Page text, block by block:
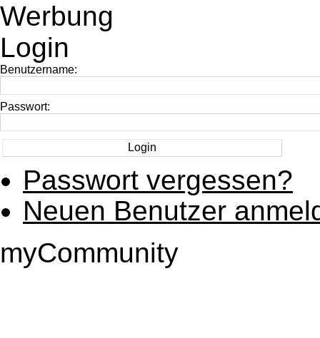
Werbung
Login
Benutzername:
Passwort:
Passwort vergessen?
Neuen Benutzer
myCommunity